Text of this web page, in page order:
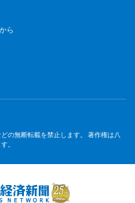
ら
の無断転載を禁止します。 著作権は八
。